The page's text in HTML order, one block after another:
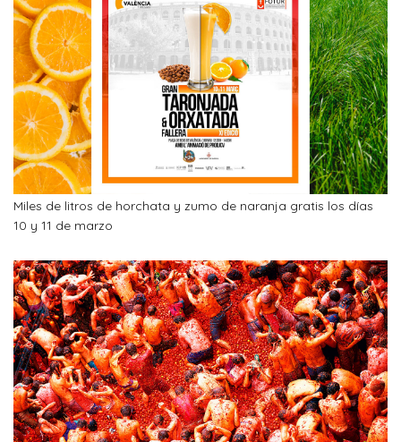
Miles de litros de horchata y zumo de naranja gratis los días
10 y 11 de marzo